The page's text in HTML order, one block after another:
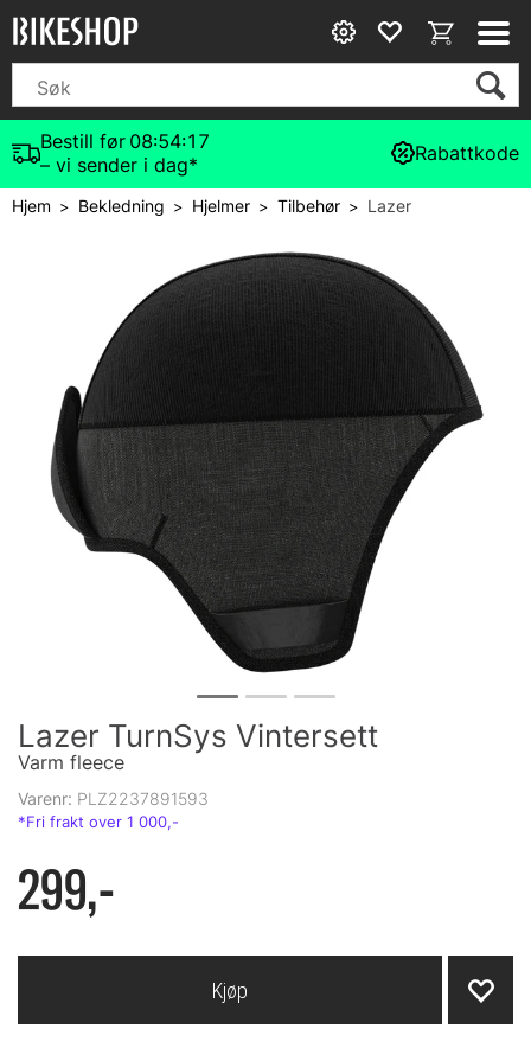
Bestill før 08:54:17
– vi sender i dag*
Rabattkode
Hjem> Bekledning > Hjelmer>Tilbehør> Lazer
Lazer TurnSys Vintersett
Varm fleece
Varenr: PLZ2237891593
299,-
Kjøp